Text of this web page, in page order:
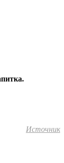
Источник